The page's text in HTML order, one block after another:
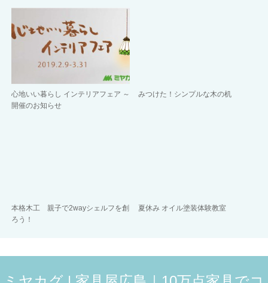
心地いい暮らし インテリアフェア ～
開催のお知らせ
みつけた！シンプルな木の机
本格木工 親子で2wayシェルフを創
ろう！
夏休み オイル塗装体験教室